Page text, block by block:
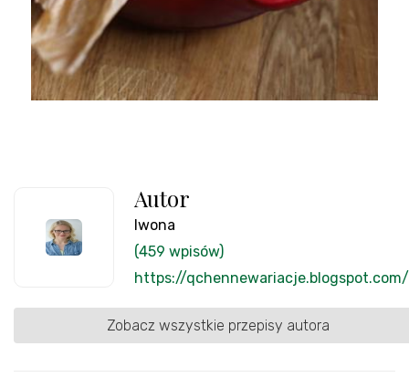
Autor
Iwona
(459 wpisów)
https://qchennewariacje.blogspot.com/
Zobacz wszystkie przepisy autora